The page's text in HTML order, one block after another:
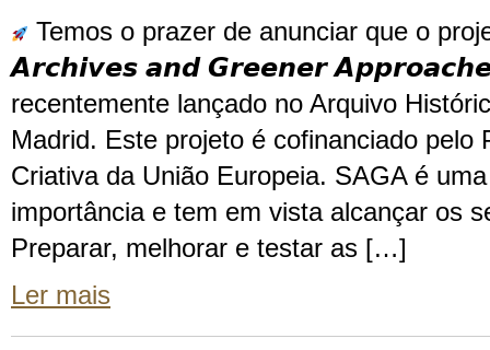
Temos o prazer de anunciar que o
𝘼𝙧𝙘𝙝𝙞𝙫𝙚𝙨 𝙖𝙣𝙙 𝙂𝙧𝙚𝙚𝙣𝙚𝙧
recentemente lançado no Arquivo
Madrid. Este projeto é cofinanciado pelo
Criativa da União Europeia. SAGA é
importância e tem em vista alcançar os
Preparar, melhorar e testar as […]
Ler mais